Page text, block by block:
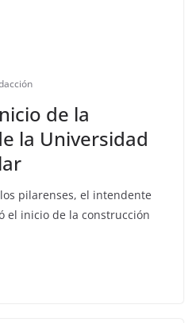
de la
la Universidad
pilarenses, el intendente
el inicio de la construcción